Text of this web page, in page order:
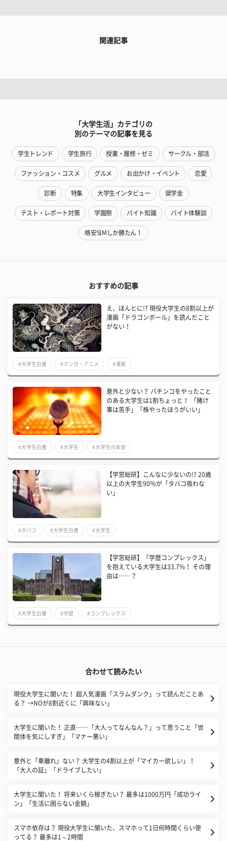
関連記事
「大学生活」カテゴリの
別のテーマの記事を見る
学生トレンド 学生旅行 授業・履修・ゼミ サークル・部活
ファッション・コスメ グルメ お出かけ・イベント 恋愛
診断 特集 大学生インタビュー 奨学金
テスト・レポート対策 学園祭 バイト知識 バイト体験談
格安SIMしか勝たん！
おすすめの記事
え、ほんとに!? 現役大学生の8割以上が
漫画「ドラゴンボール」を読んだこと
がない！
#大学生白書 #マンガ・アニメ #漫画
意外と少ない？ パチンコをやったこと
のある大学生は1割ちょっと！ 「賭け
事は苦手」「株やったほうがいい」
#大学生白書 #大学生 #大学生の本音
【学窓総研】こんなに少ないの!? 20歳
以上の大学生90％が「タバコ吸わな
い」
#タバコ #大学生白書 #大学生
【学窓総研】「学歴コンプレックス」
を抱えている大学生は33.7%！ その理
由は……？
#大学生白書 #学歴 #コンプレックス
合わせて読みたい
現役大学生に聞いた！ 超人気漫画「スラムダンク」って読んだことあ
る？ →NOが8割近くに「興味ない」
大学生に聞いた！ 正直……「大人ってなんなん？」って思うこと「世
間体を気にしすぎ」「マナー悪い」
意外と「車離れ」ない？ 大学生の4割以上が「マイカー欲しい」！
「大人の証」「ドライブしたい」
大学生に聞いた！ 将来いくら稼ぎたい？ 最多は1000万円「成功ライ
ン」「生活に困らない金額」
スマホ依存は？ 現役大学生に聞いた、スマホって1日何時間くらい使
ってる？ 最多は1～2時間